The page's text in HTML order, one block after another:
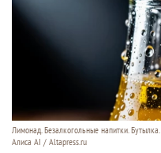
Лимонад. Безалкогольные напитки. Бутылка.
Алиса AI / Altapress.ru